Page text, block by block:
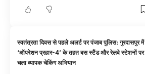
स्वतंत्रता दिवस से पहले अलर्ट पर पंजाब पुलिस: गुरदासपुर में
‘ऑपरेशन प्रहार-4’ के तहत बस स्टैंड और रेलवे स्टेशनों पर
चला व्यापक चेकिंग अभियान